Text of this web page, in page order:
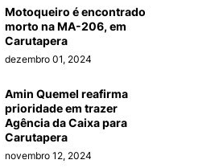
Motoqueiro é encontrado
morto na MA-206, em
Carutapera
dezembro 01, 2024
Amin Quemel reafirma
prioridade em trazer
Agência da Caixa para
Carutapera
novembro 12, 2024